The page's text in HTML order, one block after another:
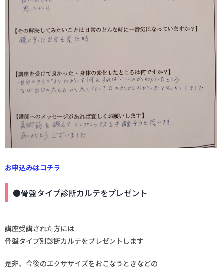
お申込みはコチラ
●骨盤タイプ診断カルテをプレゼント
講座受講された方には
骨盤タイプ別診断カルテをプレゼントします
是非、今後のエクササイズをおこなうときなどの